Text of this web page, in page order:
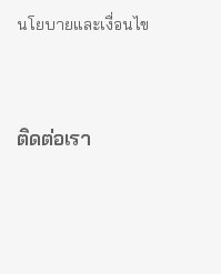
นโยบายและเงื่อนไข
ติดต่อเรา